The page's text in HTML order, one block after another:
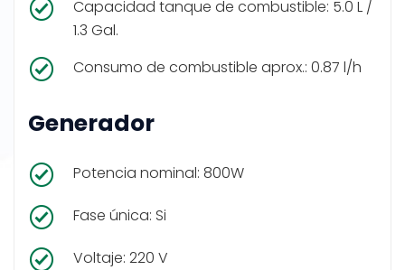
Capacidad tanque de combustible: 5.0 L /
1.3 Gal.
Consumo de combustible aprox.: 0.87 l/h
Generador
Potencia nominal: 800W
Fase única: Si
Voltaje: 220 V